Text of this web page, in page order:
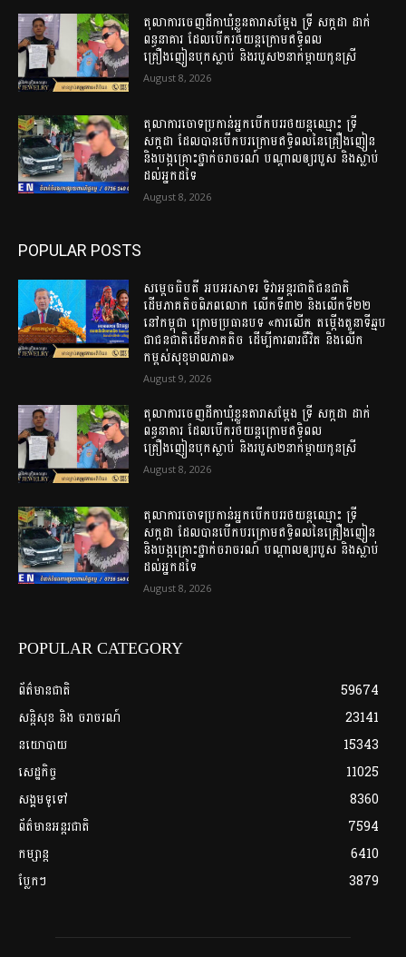
តុលាការចេញដីកាឃុំខ្លួនតារាសម្តែង ទ្រី សក្កដា ដាក់
ពន្ធនាគារ ដែលបើករថយន្តក្រោមឥទ្ធិពល
គ្រឿងញៀនបុកស្លាប់ និងរបួស២នាក់ម្តាយកូនស្រី
August 8, 2026
តុលាការចោទប្រកាន់អ្នកបើកបររថយន្តឈ្មោះ ទ្រី
សក្កដា ដែលបានបើកបរក្រោមឥទ្ធិពលនៃគ្រឿងញៀន
និងបង្កគ្រោះថ្នាក់ចរាចរណ៍ បណ្តាលឲ្យរបួស និងស្លាប់
ដល់អ្នកដទៃ
August 8, 2026
POPULAR POSTS
សម្តេចធិបតី អបអរសាទរ ទិវាអន្តរជាតិជនជាតិ
ដើមភាគតិចពិភពលោក លើកទី៣២ និងលើកទី២២
នៅកម្ពុជា ក្រោមប្រធានបទ «ការលើក តម្កើងតួនាទីឆ្មប
ជាជនជាតិដើមភាគតិច ដើម្បីការពារជីវិត និងលើក
កម្ពស់សុខុមាលភាព»
August 9, 2026
តុលាការចេញដីកាឃុំខ្លួនតារាសម្តែង ទ្រី សក្កដា ដាក់
ពន្ធនាគារ ដែលបើករថយន្តក្រោមឥទ្ធិពល
គ្រឿងញៀនបុកស្លាប់ និងរបួស២នាក់ម្តាយកូនស្រី
August 8, 2026
តុលាការចោទប្រកាន់អ្នកបើកបររថយន្តឈ្មោះ ទ្រី
សក្កដា ដែលបានបើកបរក្រោមឥទ្ធិពលនៃគ្រឿងញៀន
និងបង្កគ្រោះថ្នាក់ចរាចរណ៍ បណ្តាលឲ្យរបួស និងស្លាប់
ដល់អ្នកដទៃ
August 8, 2026
POPULAR CATEGORY
ព័ត៌មានជាតិ
59674
សន្តិសុខ និង ចរាចរណ៍
23141
នយោបាយ
15343
សេដ្ឋកិច្ច
11025
សង្គមទូទៅ
8360
ព័ត៌មានអន្តរជាតិ
7594
កម្សាន្ត
6410
ប្លែកៗ
3879